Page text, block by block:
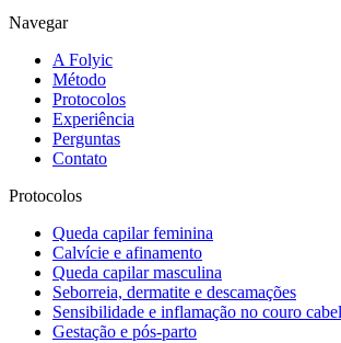
Navegar
A Folyic
Método
Protocolos
Experiência
Perguntas
Contato
Protocolos
Queda capilar feminina
Calvície e afinamento
Queda capilar masculina
Seborreia, dermatite e descamações
Sensibilidade e inflamação no couro
Gestação e pós-parto